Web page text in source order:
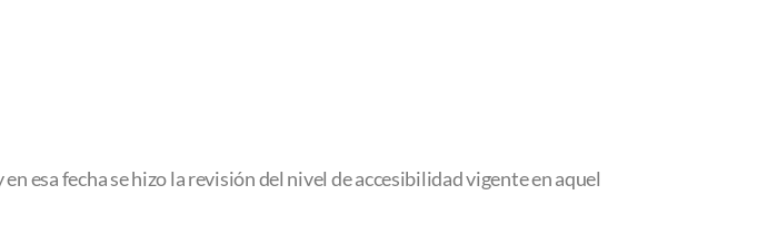
esa fecha se hizo la revisión del nivel de accesibilidad vigente en aquel